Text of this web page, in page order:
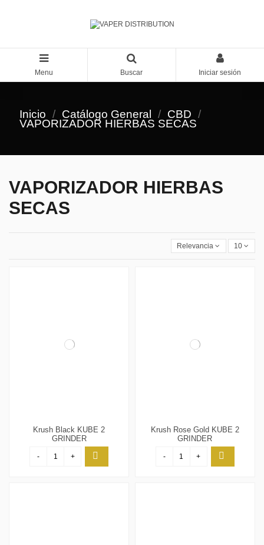
Menu Buscar Iniciar sesión
Inicio Catálogo General CBD
VAPORIZADOR HIERBAS SECAS
VAPORIZADOR HIERBAS
SECAS
Relevancia 10
Krush Black KUBE 2
GRINDER
- +
Krush Rose Gold KUBE 2
GRINDER
- +